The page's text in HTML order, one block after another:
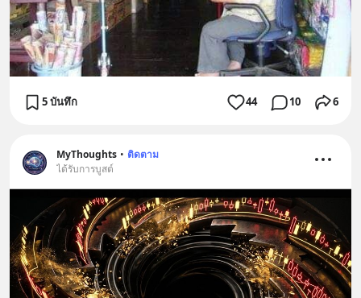
5 บันทึก 44 10 6
MyThoughts • ติดตาม
ได้รับการบูสต์